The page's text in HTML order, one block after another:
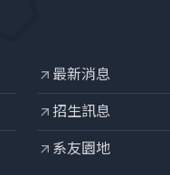
arrow_outward 最新消息
arrow_outward招生訊息
arrow_outward 系友園地